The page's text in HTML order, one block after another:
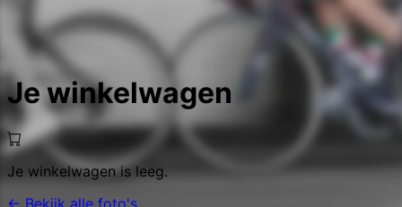
Je winkelwagen
Je winkelwagen is leeg.
← Bekijk alle foto's